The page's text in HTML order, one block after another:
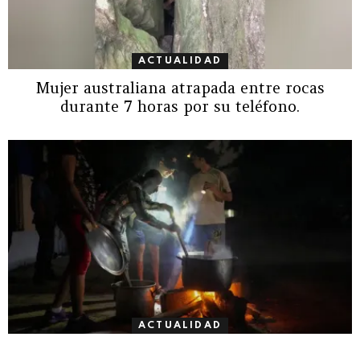
ACTUALIDAD
Mujer australiana atrapada entre rocas
durante 7 horas por su teléfono.
ACTUALIDAD